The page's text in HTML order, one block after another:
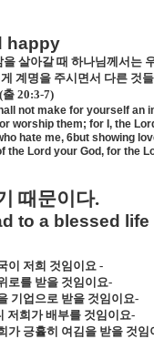
happy
살아갈 때 하나님께서는
계명을 주시면서 다른 것
출 20:3-7)
not make for yourself
worship them; for I, the
hate me, 6but showing
the Lord your God, for the
때문이다.
to a blessed life
이 저희 것임이요 -
로를 받을 것임이요-
기업으로 받을 것임이요-
저희가 배부를 것임이요-
가 긍휼히 여김을 받을 것임